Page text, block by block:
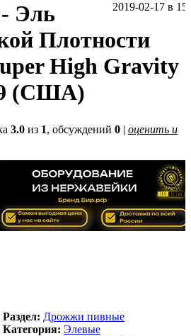
2019-02-17 в
Эль
Плотности
High Gravity
(США)
3.0 из 1, обсуждений 0 | оценить и
Раздел: Дрожжи пивные
Категория: Элевые